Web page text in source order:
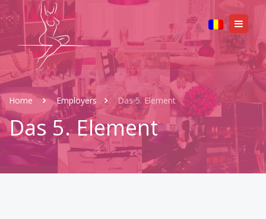
Home Employers Das 5. Element
Das 5. Element